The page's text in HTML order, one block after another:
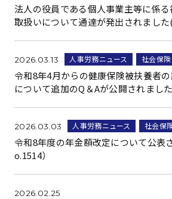
法人の役員である個人事業主等に係
取扱いについて通達が発出されまし
2026.03.13 人事労務ニュース 社会保
令和8年4月からの健康保険被扶養者
について追加のQ＆Aが公開されまし
2026.03.03 人事労務ニュース 社会保
令和8年度の年金額改定について公表
o.1514）
2026.02.25